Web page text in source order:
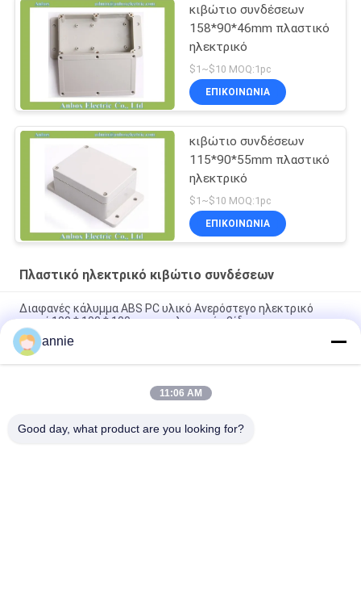
κιβώτιο συνδέσεων
158*90*46mm πλαστικό
ηλεκτρικό
$1~$10 MOQ:1pc
ΕΠΙΚΟΙΝΩΝΊΑ
κιβώτιο συνδέσεων
115*90*55mm πλαστικό
ηλεκτρικό
$1~$10 MOQ:1pc
ΕΠΙΚΟΙΝΩΝΊΑ
Πλαστικό ηλεκτρικό κιβώτιο συνδέσεων
Διαφανές κάλυμμα ABS PC υλικό Ανερόστεγο ηλεκτρικό
κουτί 100 * 100 * 100mm με πλαστικές βίδες
Αδιάβροχο ηλεκτρικό πλαίσιο 95*65*55mm σύνδεσης PCB
IP65 με τις πλαστικές βίδες
Εξωτερικό Anti-aging Junction Box Πολυκαρβονικό υλικό PC
annie
11:06 AM
Good day, what product are you looking for?